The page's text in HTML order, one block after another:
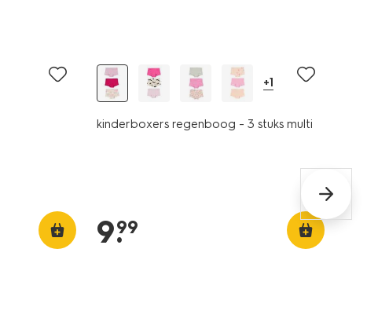
+1
kinderboxers regenboog - 3 stuks multi
9.
99